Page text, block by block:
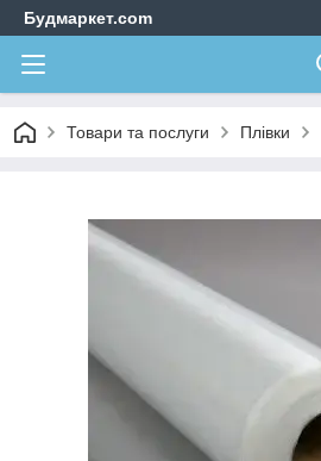
Будмаркет.com
Товари та послуги Плівки